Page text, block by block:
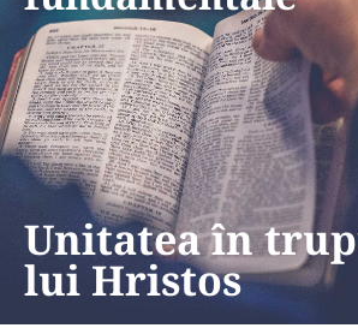
Unitatea în
lui Hristos